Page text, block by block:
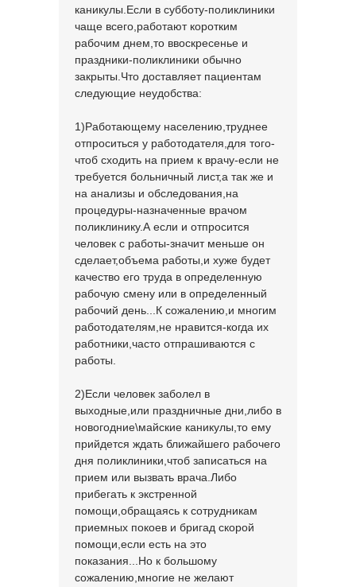
каникулы.Если в субботу-поликлиники
чаще всего,работают коротким
рабочим днем,то ввоскресенье и
праздники-поликлиники обычно
закрыты.Что доставляет пациентам
следующие неудобства:
1)Работающему населению,труднее
отпроситься у работодателя,для того-
чтоб сходить на прием к врачу-если не
требуется больничный лист,а так же и
на анализы и обследования,на
процедуры-назначенные врачом
поликлинику.А если и отпросится
человек с работы-значит меньше он
сделает,объема работы,и хуже будет
качество его труда в определенную
рабочую смену или в определенный
рабочий день...К сожалению,и многим
работодателям,не нравится-когда их
работники,часто отпрашиваются с
работы.
2)Если человек заболел в
выходные,или праздничные дни,либо в
новогодние\майские каникулы,то ему
прийдется ждать ближайшего рабочего
дня поликлиники,чтоб записаться на
прием или вызвать врача.Либо
прибегать к экстренной
помощи,обращаясь к сотрудникам
приемных покоев и бригад скорой
помощи,если есть на это
показания...Но к большому
сожалению,многие не желают